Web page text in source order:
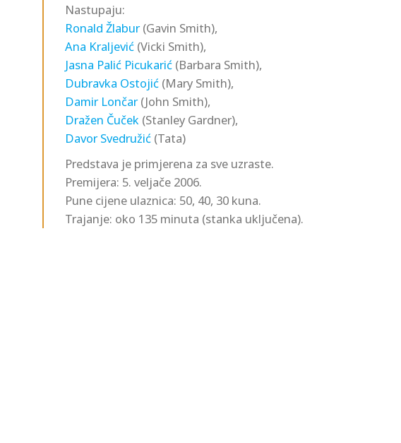
Nastupaju:
Ronald Žlabur(Gavin Smith),
Ana Kraljević (Vicki Smith),
Jasna Palić Picukarić (Barbara Smith),
Dubravka Ostojić (Mary Smith),
Damir Lončar(John Smith),
Dražen Čuček (Stanley Gardner),
Davor Svedružić (Tata)
Predstava je primjerena za sve uzraste.
Premijera: 5. veljače 2006.
Pune cijene ulaznica: 50, 40, 30 kuna.
Trajanje: oko 135 minuta (stanka uključena).